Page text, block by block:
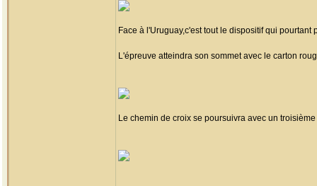
Face à l'Uruguay,c'est tout le dispositif qui
L'épreuve atteindra son sommet avec le carton
Le chemin de croix se poursuivra avec un